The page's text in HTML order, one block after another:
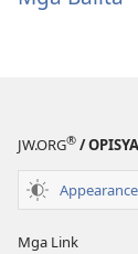
JW.ORG® /
Mga Link